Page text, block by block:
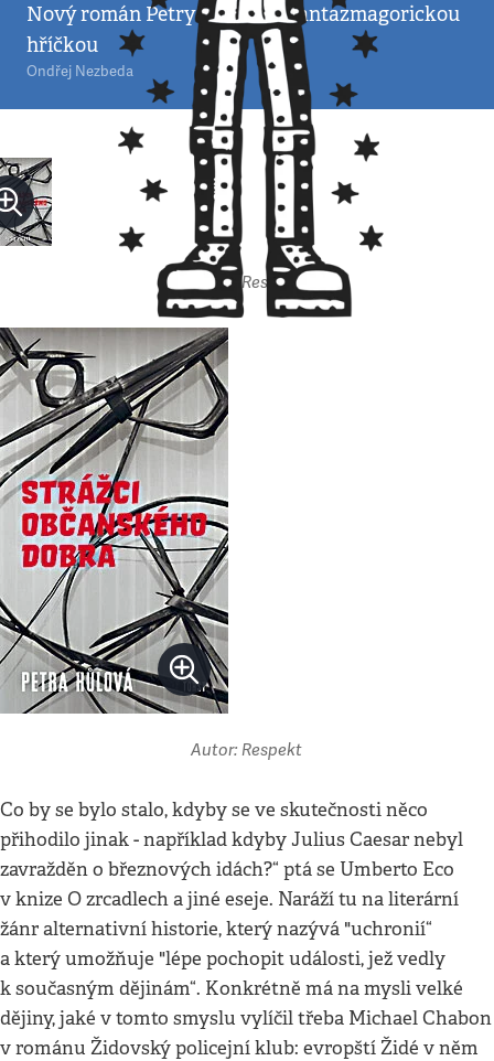
Nový román Petry Hůlové je fantazmagorickou
hříčkou
Ondřej Nezbeda
Autor: Respekt
Autor: Respekt
Co by se bylo stalo, kdyby se ve skutečnosti něco
přihodilo jinak - například kdyby Julius Caesar nebyl
zavražděn o březnových idách?“ ptá se Umberto Eco
v knize O zrcadlech a jiné eseje. Naráží tu na literární
žánr alternativní historie, který nazývá "uchronií“
a který umožňuje "lépe pochopit události, jež vedly
k současným dějinám“. Konkrétně má na mysli velké
dějiny, jaké v tomto smyslu vylíčil třeba Michael Chabon
v románu Židovský policejní klub: evropští Židé v něm